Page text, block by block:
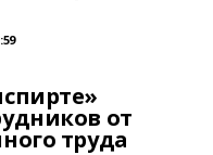
от
труда